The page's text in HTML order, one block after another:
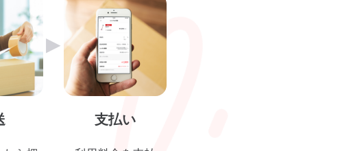
▶︎
支払い